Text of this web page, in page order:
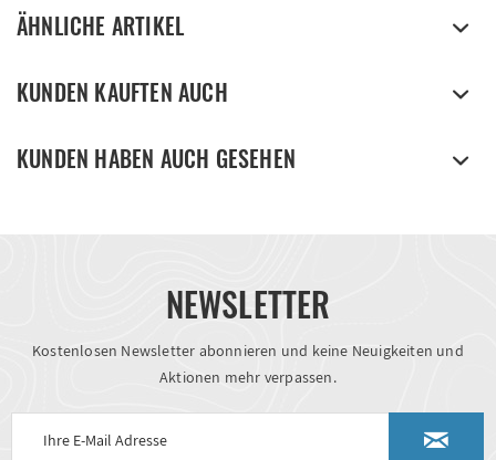
ÄHNLICHE ARTIKEL
KUNDEN KAUFTEN AUCH
KUNDEN HABEN AUCH GESEHEN
NEWSLETTER
Kostenlosen Newsletter abonnieren und keine Neuigkeiten und
Aktionen mehr verpassen.